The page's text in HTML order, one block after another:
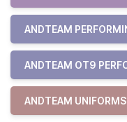
ANDTEAM
ANDTEAM OT9
ANDTEAM UNIFORMS